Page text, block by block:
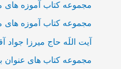
مجموعه کتاب آموزه
مجموعه کتاب آموزه
آیت اللَه حاج میرزا جواد
مجموعه کتاب های